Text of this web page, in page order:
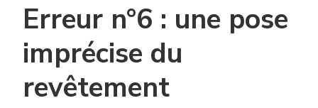
Erreur n°6 : une pose
imprécise du
revêtement